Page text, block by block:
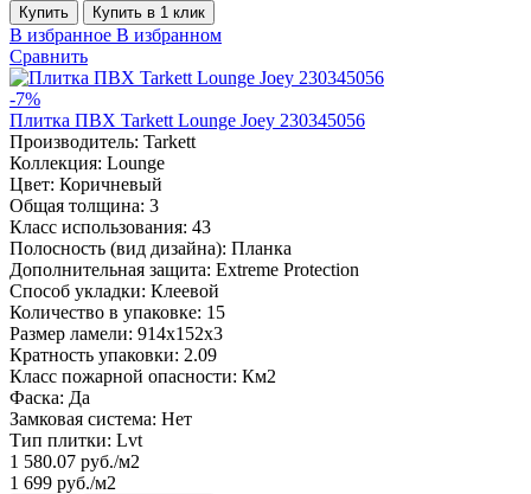
Купить Купить в 1 клик
В избранное В избранном
Сравнить
-7%
Плитка ПВХ Tarkett Lounge Joey 230345056
Производитель: Tarkett
Коллекция: Lounge
Цвет: Коричневый
Общая толщина: 3
Класс использования: 43
Полосность (вид дизайна): Планка
Дополнительная защита: Extreme Protection
Способ укладки: Клеевой
Количество в упаковке: 15
Размер ламели: 914x152x3
Кратность упаковки: 2.09
Класс пожарной опасности: Км2
Фаска: Да
Замковая система: Нет
Тип плитки: Lvt
1 580.07 руб./м2
1 699 руб./м2